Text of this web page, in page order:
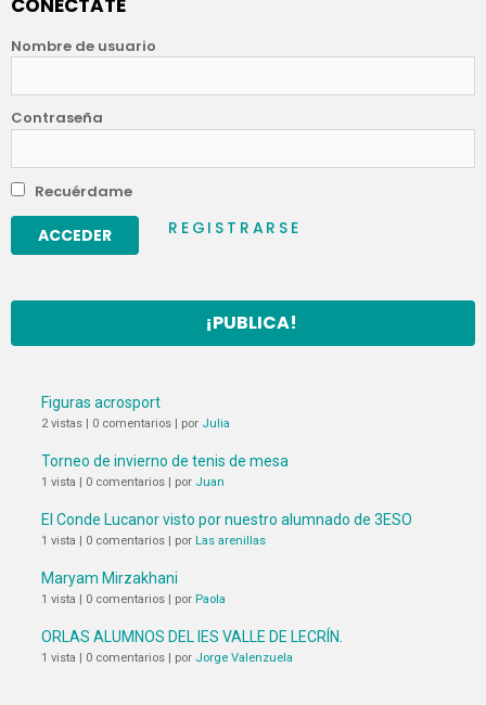
Nombre de usuario
Contraseña
Recuérdame
REGISTRARSE
¡PUBLICA!
Figuras acrosport
2 vistas | 0 comentarios | por Julia
Torneo de invierno de tenis de mesa
1 vista | 0 comentarios | por Juan
El Conde Lucanor visto por nuestro alumnado de 3ESO
1 vista | 0 comentarios | por Las arenillas
Maryam Mirzakhani
1 vista | 0 comentarios | por Paola
ORLAS ALUMNOS DEL IES VALLE DE LECRÍN.
1 vista | 0 comentarios | por Jorge Valenzuela